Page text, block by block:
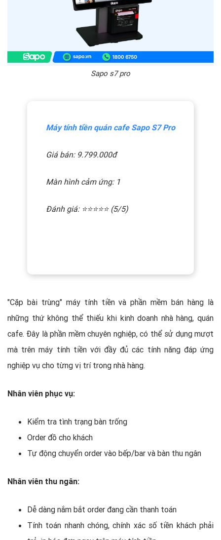
Sapo s7 pro
Máy tính tiền quán cafe Sapo S7 Pro
Giá bán: 9.799.000đ
Màn hình cảm ứng: 1
Đánh giá: ⭐️⭐️⭐️⭐️⭐️ (5/5)
"Cặp bài trùng" máy tính tiền và phần mềm bán hàng là
những thứ không thể thiếu khi kinh doanh nhà hàng, quán
cafe. Đây là phần mềm chuyên nghiệp, có thể sử dụng mượt
mà trên máy tính tiền với đầy đủ các tính năng đáp ứng
nghiệp vụ cho từng vị trí trong nhà hàng.
Nhân viên phục vụ:
Kiểm tra tình trạng bàn trống
Order đồ cho khách
Tự động chuyển order vào bếp/bar và bàn thu ngân
Nhân viên thu ngân:
Dễ dàng nắm bắt order đang cần thanh toán
Tính toán nhanh chóng, chính xác số tiền khách phải